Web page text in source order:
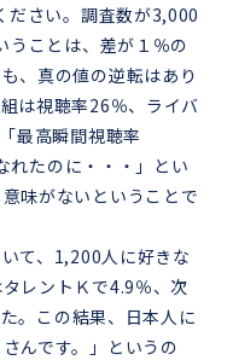
ださい。調査数が3,000
ことは、差が１％の
、真の値の逆転はあり
は視聴率26％、ライバ
最高瞬間視聴率
れたのに・・・」とい
味がないということで
て、1,200人に好きな
レントＫで4.9％、次
。この結果、日本人に
んです。」というの